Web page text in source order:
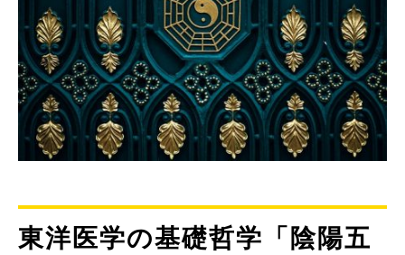
東洋医学の基礎哲学「陰陽五